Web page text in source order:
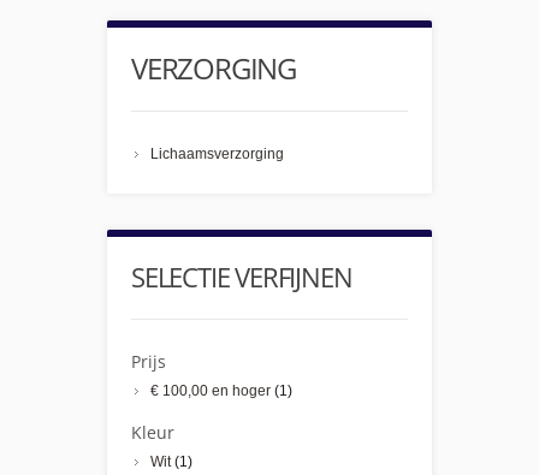
VERZORGING
Lichaamsverzorging
SELECTIE VERFIJNEN
Prijs
€ 100,00 en hoger (1)
Kleur
Wit(1)